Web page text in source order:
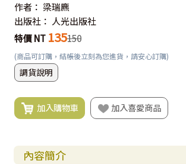
作者： 梁瑞麃
出版社： 人光出版社
特價 NT 135150
(商品可訂購，結帳後立刻為您進貨，請安心訂購)
調貨說明
加入購物車 加入喜愛商品
內容簡介